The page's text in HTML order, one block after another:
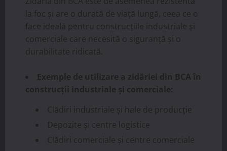
la foc și are o durată de viață lungă, ceea ce o
face ideală pentru construcțiile industriale și
comerciale care necesită o siguranță și o
durabilitate ridicată.
Exemple de utilizare a zidăriei din BCA în
construcții industriale și comerciale:
Clădiri industriale și hale de producție
Depozite și centre logistice
Clădiri comerciale și centre comerciale